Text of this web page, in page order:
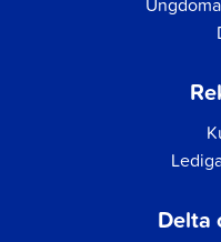
Delta